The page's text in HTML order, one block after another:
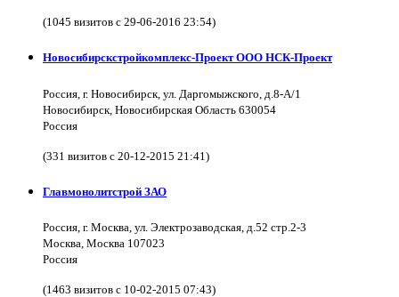
(1045 визитов с 29-06-2016 23:54)
Новосибирскстройкомплекс-Проект ООО НСК-Проект
Россия, г. Новосибирск, ул. Даргомыжского, д.8-А/1
Новосибирск, Новосибирская Область 630054
Россия
(331 визитов с 20-12-2015 21:41)
Главмонолитстрой ЗАО
Россия, г. Москва, ул. Электрозаводская, д.52 стр.2-3
Москва, Москва 107023
Россия
(1463 визитов с 10-02-2015 07:43)